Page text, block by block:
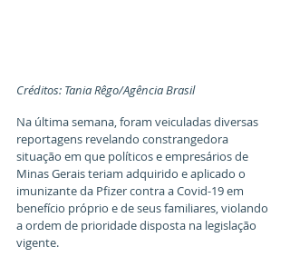
Créditos: Tania Rêgo/Agência Brasil
Na última semana, foram veiculadas diversas
reportagens revelando constrangedora
situação em que políticos e empresários de
Minas Gerais teriam adquirido e aplicado o
imunizante da Pfizer contra a Covid-19 em
benefício próprio e de seus familiares, violando
a ordem de prioridade disposta na legislação
vigente.